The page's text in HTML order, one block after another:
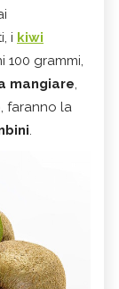
i kiwi
100 grammi,
mangiare,
faranno la
.